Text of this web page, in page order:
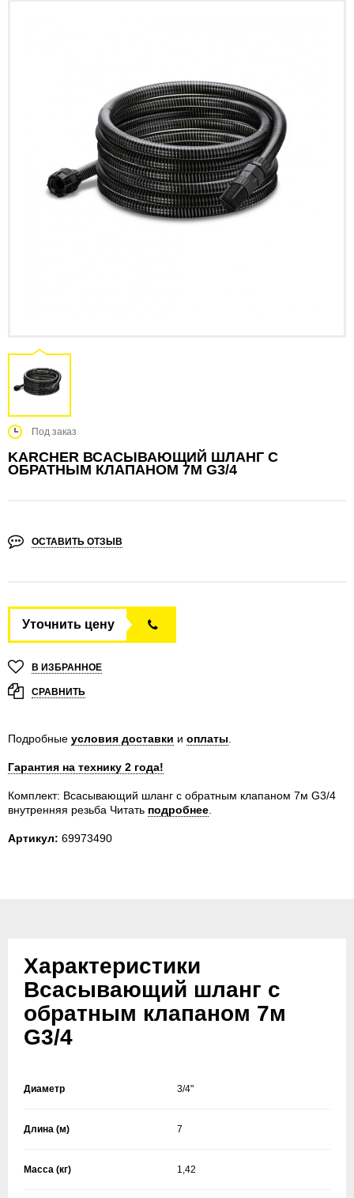
Под заказ
KARCHER ВСАСЫВАЮЩИЙ ШЛАНГ С
ОБРАТНЫМ КЛАПАНОМ 7М G3/4
ОСТАВИТЬ ОТЗЫВ
Уточнить цену
В ИЗБРАННОЕ
СРАВНИТЬ
Подробные условия доставки и оплаты
Гарантия на технику 2 года!
Комплект: Всасывающий шланг с обратным клапаном 7м G3/4
внутренняя резьба Читать подробнее
Артикул: 69973490
Характеристики
Всасывающий шланг с
обратным клапаном 7м
G3/4
Диаметр 3/4"
Длина (м) 7
Масса (кг) 1,42